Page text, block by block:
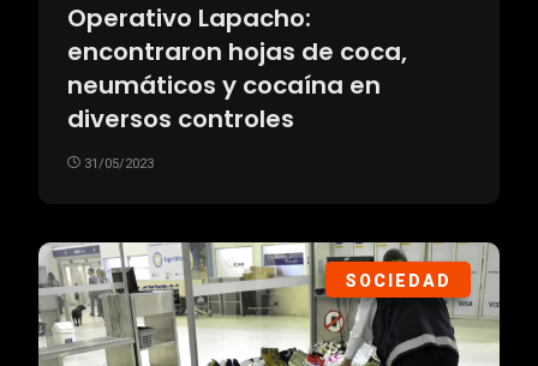
Operativo Lapacho:
encontraron hojas de coca,
neumáticos y cocaína en
diversos controles
31/05/2023
SOCIEDAD